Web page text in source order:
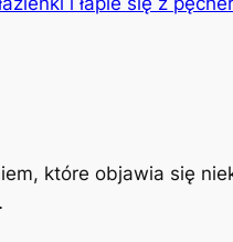
które objawia się